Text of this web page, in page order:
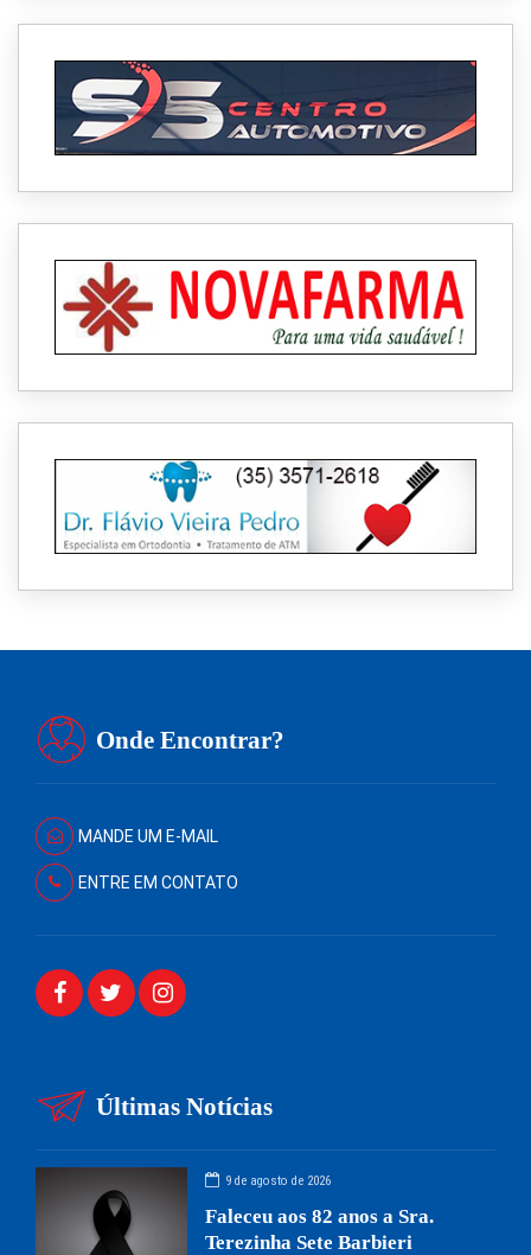
Onde Encontrar?
MANDE UM E-MAIL
ENTRE EM CONTATO
Últimas Notícias
9 de agosto de 2026
Faleceu aos 82 anos a Sra.
Terezinha Sete Barbieri